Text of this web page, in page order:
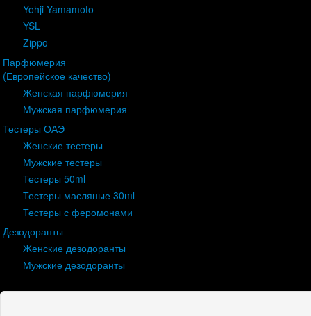
Yohji Yamamoto
YSL
Zippo
Парфюмерия
(Европейское качество)
Женская парфюмерия
Мужская парфюмерия
Тестеры ОАЭ
Женские тестеры
Мужские тестеры
Тестеры 50ml
Тестеры масляные 30ml
Тестеры с феромонами
Дезодоранты
Женские дезодоранты
Мужские дезодоранты